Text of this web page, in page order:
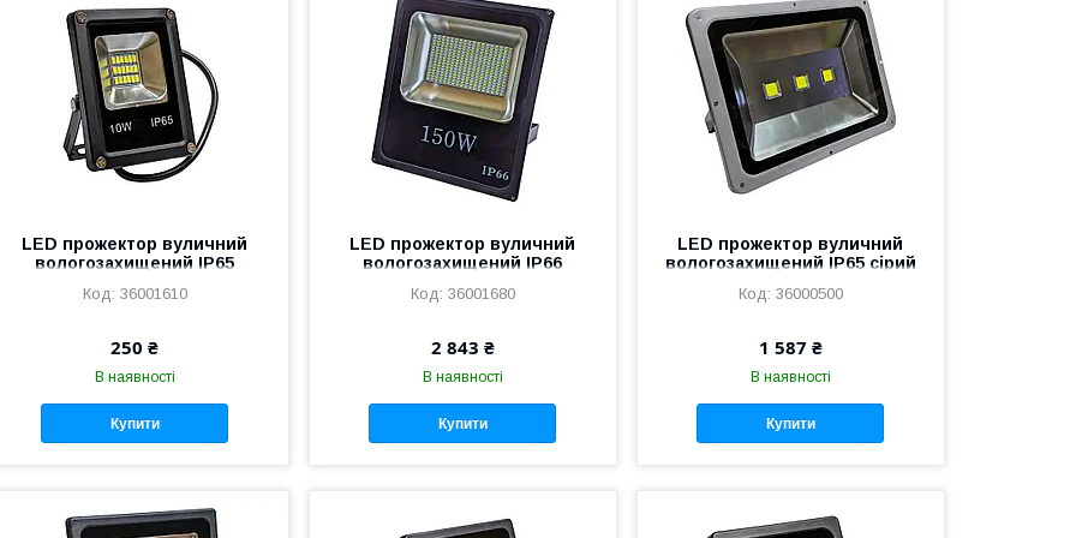
LED прожектор вуличний
вологозахищений IP65
холодний білий
36001610
250 ₴
В наявності
Купити
LED прожектор вуличний
вологозахищений IP66
холодний білий
36001680
2 843 ₴
В наявності
Купити
LED прожектор вуличний
вологозахищений IP65 сірий
36000500
1 587 ₴
В наявності
Купити